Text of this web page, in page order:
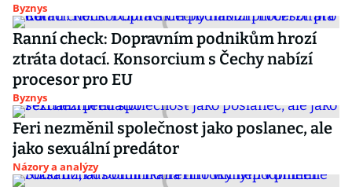
Byznys
Ranní check: Dopravním podnikům hrozí
ztráta dotací. Konsorcium s Čechy nabízí
procesor pro EU
Byznys
Feri nezměnil společnost jako poslanec, ale
jako sexuální predátor
Názory a analýzy